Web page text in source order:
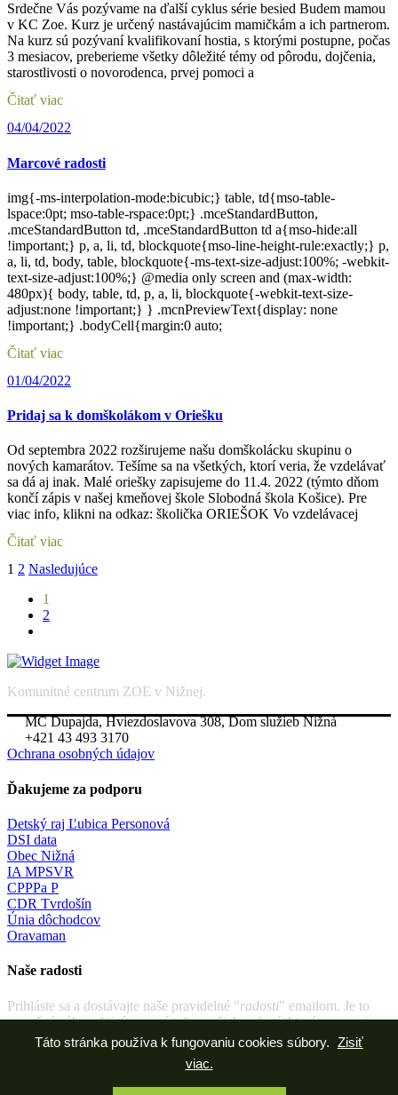
Táto stránka používa k fungovaniu cookies súbory.
Zisiť
viac.
Srdečne Vás pozývame na ďalší cyklus série besied Budem mamou
v KC Zoe. Kurz je určený nastávajúcim mamičkám a ich partnerom.
Na kurz sú pozývaní kvalifikovaní hostia, s ktorými postupne, počas
3 mesiacov, preberieme všetky dôležité témy od pôrodu, dojčenia,
starostlivosti o novorodenca, prvej pomoci a
Čitať viac
04/04/2022
Marcové radosti
img{-ms-interpolation-mode:bicubic;} table, td{mso-table-
lspace:0pt; mso-table-rspace:0pt;} .mceStandardButton,
.mceStandardButton td, .mceStandardButton td a{mso-hide:all
!important;} p, a, li, td, blockquote{mso-line-height-rule:exactly;} p,
a, li, td, body, table, blockquote{-ms-text-size-adjust:100%; -webkit-
text-size-adjust:100%;} @media only screen and (max-width:
480px){ body, table, td, p, a, li, blockquote{-webkit-text-size-
adjust:none !important;} } .mcnPreviewText{display: none
!important;} .bodyCell{margin:0 auto;
Čitať viac
01/04/2022
Pridaj sa k domškolákom v Oriešku
Od septembra 2022 rozširujeme našu domškolácku skupinu o
nových kamarátov. Tešíme sa na všetkých, ktorí veria, že vzdelávať
sa dá aj inak. Malé oriešky zapisujeme do 11.4. 2022 (týmto dňom
končí zápis v našej kmeňovej škole Slobodná škola Košice). Pre
viac info, klikni na odkaz: školička ORIEŠOK Vo vzdelávacej
Čitať viac
Stránkovanie
príspevkov
1 2 Nasledujúce
1
2
Komunitné centrum ZOE v Nižnej.
MC Dupajda, Hviezdoslavova 308, Dom služieb Nižná
+421 43 493 3170
Ochrana osobných údajov
Ďakujeme za podporu
Detský raj Ľubica Personová
DSI data
Obec Nižná
IA MPSVR
CPPPa P
CDR Tvrdošín
Únia dôchodcov
Oravaman
Naše radosti
Prihláste sa a dostávajte naše pravidelné "radosti" emailom. Je to
mesačný súhrn aktivít, pozvánok a našich radostí, ktoré cez mesiac
zažívame. Malé okienko do diana v KC ZOE.